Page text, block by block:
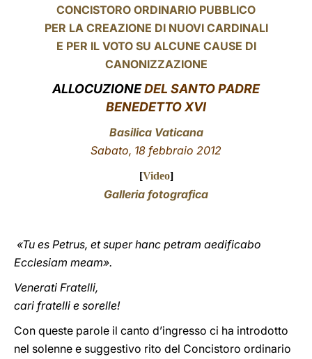
中文
LATINE
CONCISTORO ORDINARIO PUBBLICO
PER LA CREAZIONE DI NUOVI CARDINALI
E PER IL VOTO SU ALCUNE CAUSE DI
CANONIZZAZIONE
ALLOCUZIONEDEL SANTO PADRE
BENEDETTO XVI
Basilica Vaticana
Sabato, 18 febbraio 2012
[Video]
Galleria fotografica
«Tu es Petrus, et super hanc petram aedificabo
Ecclesiam meam».
Venerati Fratelli,
cari fratelli e sorelle!
Con queste parole il canto d’ingresso ci ha introdotto
nel solenne e suggestivo rito del Concistoro ordinario